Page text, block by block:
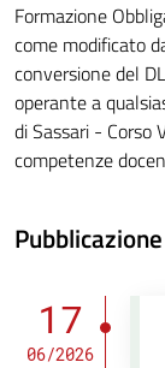
Formazione
come modificato
conversione del
operante a
di Sassari - Corso
competenze
Pubblicazione
17
06/2026